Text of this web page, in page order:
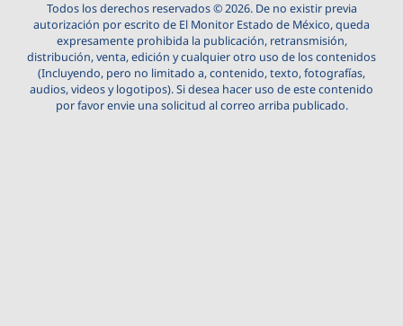
Todos los derechos reservados © 2026. De no existir previa
autorización por escrito de El Monitor Estado de México, queda
expresamente prohibida la publicación, retransmisión,
distribución, venta, edición y cualquier otro uso de los contenidos
(Incluyendo, pero no limitado a, contenido, texto, fotografías,
audios, videos y logotipos). Si desea hacer uso de este contenido
por favor envie una solicitud al correo arriba publicado.